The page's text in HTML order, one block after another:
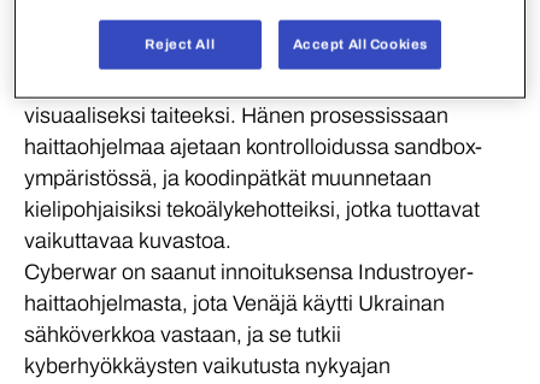
Greg Linares on digitaalinen taiteilija, joka käyttää
visuaaliseksi taiteeksi. Hänen prosessissaan
haittaohjelmaa ajetaan kontrolloidussa sandbox-
ympäristössä, ja koodinpätkät muunnetaan
kielipohjaisiksi tekoälykehotteiksi, jotka tuottavat
vaikuttavaa kuvastoa.
Cyberwar on saanut innoituksensa Industroyer-
haittaohjelmasta, jota Venäjä käytti Ukrainan
sähköverkkoa vastaan, ja se tutkii
kyberhyökkäysten vaikutusta nykyajan
Reject All Accept All Cookies